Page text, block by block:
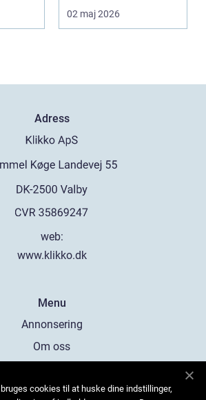
färger på väggarna.
Rätt ...
02 maj 2026
Adress
web:
www.klikko.dk
Menu
Annonsering
Om oss
Kontakta oss
cookies til at huske dine indstillinger,